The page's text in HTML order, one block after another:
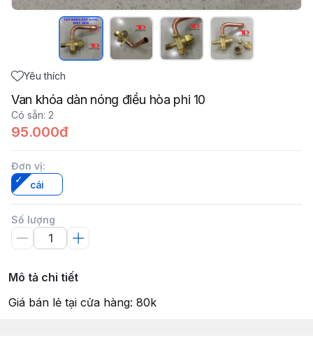
Yêu thích
Van khóa dàn nóng điều hòa phi 10
Có sẵn: 2
95.000đ
Đơn vị:
cái
Số lượng
Mô tả chi tiết
Giá bán lẻ tại cửa hàng: 80k